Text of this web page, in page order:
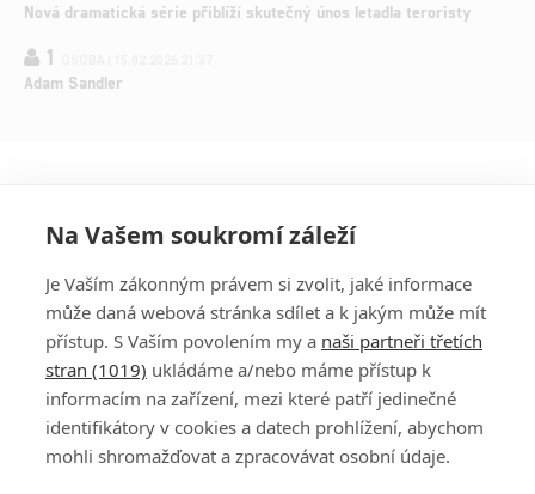
Nová dramatická série přiblíží skutečný únos letadla teroristy
1
Adam Sandler
PŘIHLÁSIT
REGISTROVAT
DISKUZE
Na Vašem soukromí záleží
Je Vaším zákonným právem si zvolit, jaké informace
může daná webová stránka sdílet a k jakým může mít
přístup. S Vaším povolením my a naši partneři třetích
stran (1019) ukládáme a/nebo máme přístup k
informacím na zařízení, mezi které patří jedinečné
identifikátory v cookies a datech prohlížení, abychom
mohli shromažďovat a zpracovávat osobní údaje.